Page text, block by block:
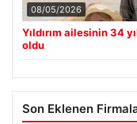
08/05/2026
Yıldırım ailesinin 34
oldu
Son Eklenen